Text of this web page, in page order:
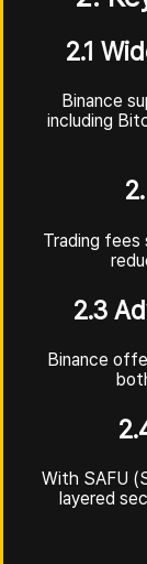
2.1
Binance
including
Trading fees
2.3
Binance
With SAFU
layered